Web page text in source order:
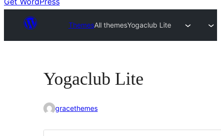
ThemesAll themesYogaclub Lite
Yogaclub Lite
gracethemes